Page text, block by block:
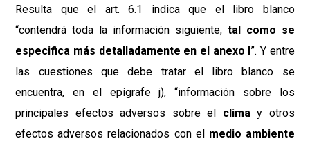
Resulta que el art. 6.1 indica que el libro blanco
“contendrá toda la información siguiente, tal como se
especifica más detalladamente en el anexo I”. Y entre
las cuestiones que debe tratar el libro blanco se
encuentra, en el epígrafe j), “información sobre los
principales efectos adversos sobre el climay otros
efectos adversos relacionados con elmedio ambiente